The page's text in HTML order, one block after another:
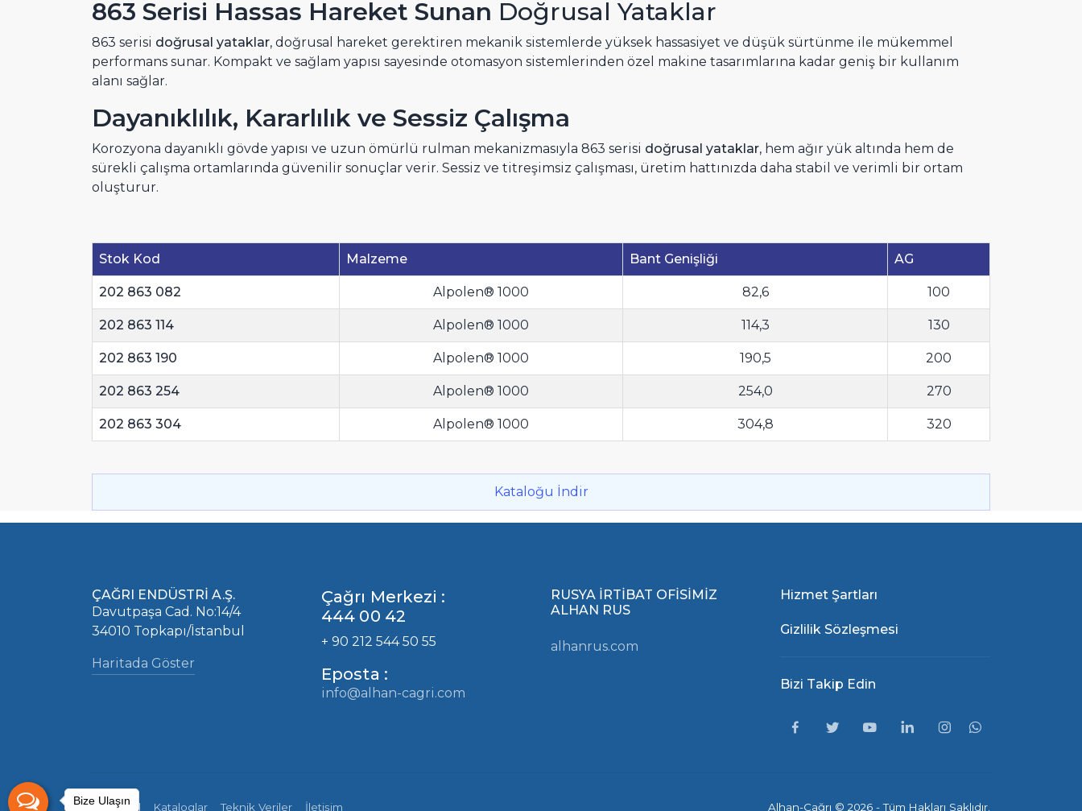
863 Serisi Hassas Hareket Sunan Doğrusal Yataklar
863 serisi doğrusal yataklar, doğrusal hareket gerektiren mekanik sistemlerde yüksek hassasiyet ve düşük sürtünme ile mükemmel
performans sunar. Kompakt ve sağlam yapısı sayesinde otomasyon sistemlerinden özel makine tasarımlarına kadar geniş bir kullanım
alanı sağlar.
Dayanıklılık, Kararlılık ve Sessiz Çalışma
Korozyona dayanıklı gövde yapısı ve uzun ömürlü rulman mekanizmasıyla 863 serisi doğrusal yataklar, hem ağır yük altında hem de
sürekli çalışma ortamlarında güvenilir sonuçlar verir. Sessiz ve titreşimsiz çalışması, üretim hattınızda daha stabil ve verimli bir ortam
oluşturur.
Stok Kod Malzeme Bant Genişliği AG
202 863 082 Alpolen® 1000 82,6 100
202 863 114 Alpolen® 1000 114,3 130
202 863 190 Alpolen® 1000 190,5 200
202 863 254 Alpolen® 1000 254,0 270
202 863 304 Alpolen® 1000 304,8 320
Kataloğu İndir
Bize Ulaşın
ÇAĞRI ENDÜSTRİ A.Ş.
Davutpaşa Cad. No:14/4
34010 Topkapı/İstanbul
Haritada Göster
Çağrı Merkezi :
444 00 42
+ 90 212 544 50 55
Eposta :
info@alhan-cagri.com
RUSYA İRTİBAT OFİSİMİZ
ALHAN RUS
alhanrus.com
Hizmet Şartları
Gizlilik Sözleşmesi
Bizi Takip Edin
Kurumsal Kataloglar Teknik Veriler İletişim Alhan-Çağrı © 2026 - Tüm Hakları Saklıdır.